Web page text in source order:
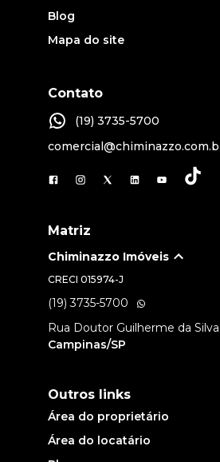
Blog
Mapa do site
Contato
(19) 3735-5700
Matriz
Chiminazzo Imóveis
CRECI 015974-J
(19) 3735-5700
Rua Doutor Guilherme da
Campinas/SP
Outros links
Área do proprietário
Área do locatário